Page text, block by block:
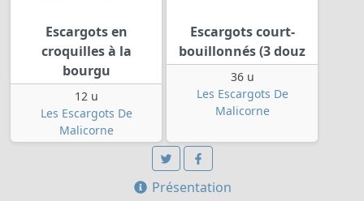
Escargots en
croquilles à la
bourgu
12 u
Les Escargots De
Malicorne
Escargots court-
bouillonnés (3 douz
36 u
Les Escargots De
Malicorne
Présentation